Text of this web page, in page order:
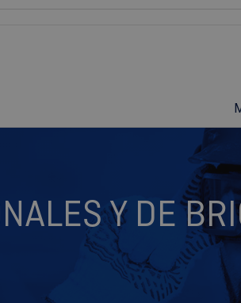
Y DE